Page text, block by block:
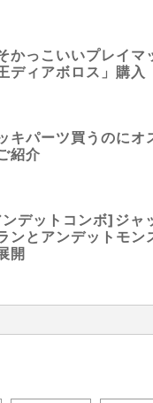
かっこいいプレイマ
ディアボロス」購入
キパーツ買うのにオ
紹介
デットコンボ]ジャ
ンとアンデットモン
開